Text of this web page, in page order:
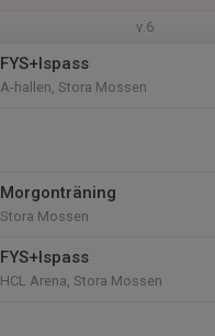
v.6
FYS+Ispass
A-hallen, Stora Mossen
Morgonträning
Stora Mossen
FYS+Ispass
HCL Arena, Stora Mossen